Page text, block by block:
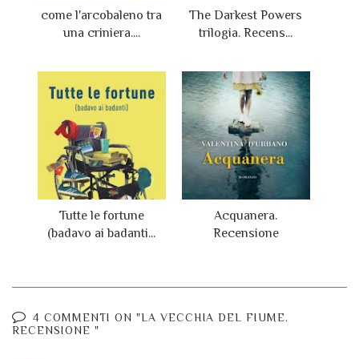
come l'arcobaleno tra
una criniera....
The Darkest Powers
trilogia. Recens...
Tutte le fortune
(badavo ai badanti...
Acquanera.
Recensione
4 COMMENTI ON "LA VECCHIA DEL FIUME.
RECENSIONE "